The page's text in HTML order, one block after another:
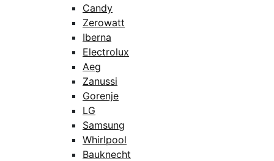
Candy
Zerowatt
Iberna
Electrolux
Aeg
Zanussi
Gorenje
LG
Samsung
Whirlpool
Bauknecht